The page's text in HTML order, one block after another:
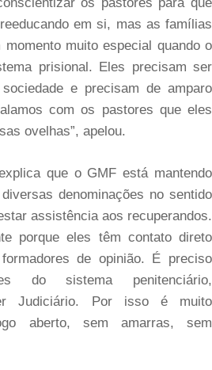
em si, mas as famílias
muito especial quando o
prisional. Eles precisam ser
e precisam de amparo
com os pastores que eles
ovelhas”, apelou.
que o GMF está mantendo
denominações no sentido
assistência aos recuperandos.
porque eles têm contato direto
de opinião. É preciso
do sistema penitenciário,
Judiciário. Por isso é muito
aberto, sem amarras, sem